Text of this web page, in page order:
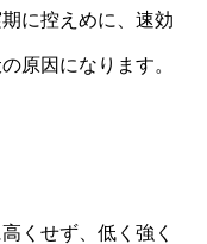
に控えめに、速効
原因になります。
くせず、低く強く